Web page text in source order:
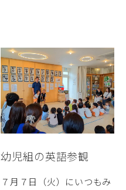
幼児組の英語参観
７月７日（火）にいつもみ